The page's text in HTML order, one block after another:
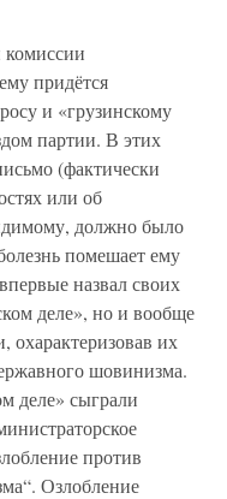
комиссии
придётся
и «грузинскому
партии. В этих
(фактически
или об
должно было
помешает ему
назвал своих
деле», но и вообще
охарактеризовав их
шовинизма.
деле» сыграли
против
Озлобление